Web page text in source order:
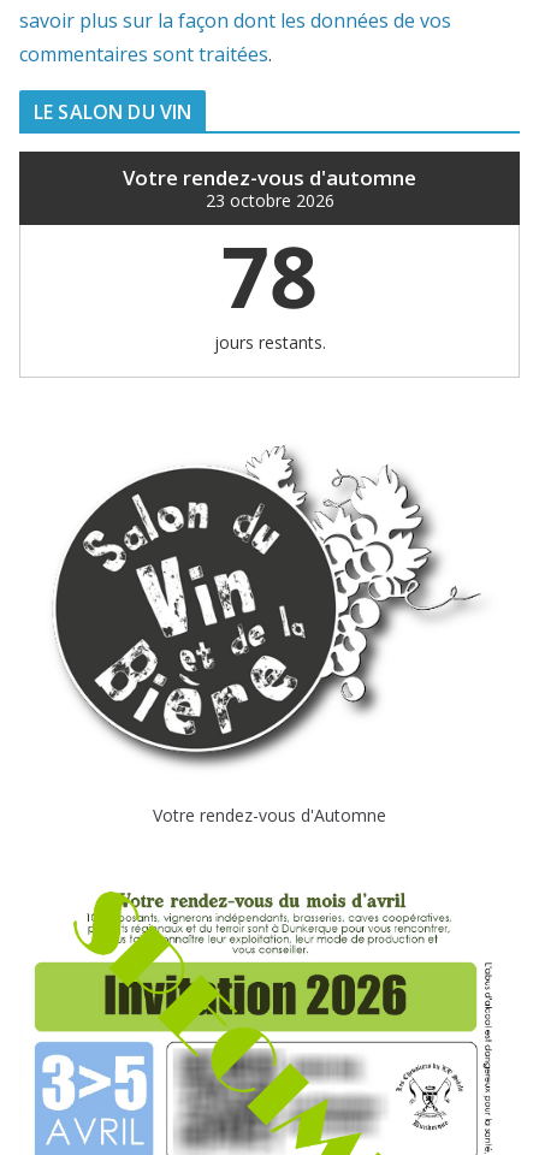
savoir plus sur la façon dont les données de vos
commentaires sont traitées.
LE SALON DU VIN
Votre rendez-vous d'automne
23 octobre 2026
78
jours restants.
Votre rendez-vous d'Automne